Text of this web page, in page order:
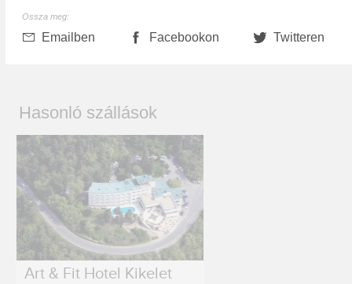
Ossza meg:
Emailben Facebookon Twitteren
Hasonló szállások
Art & Fit Hotel Kikelet